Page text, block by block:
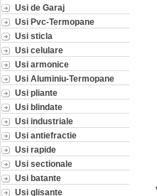
Usi de Garaj
Usi Pvc-Termopane
Usi sticla
Usi celulare
Usi armonice
Usi Aluminiu-Termopane
Usi pliante
Usi blindate
Usi industriale
Usi antiefractie
Usi rapide
Usi sectionale
Usi batante
Usi glisante